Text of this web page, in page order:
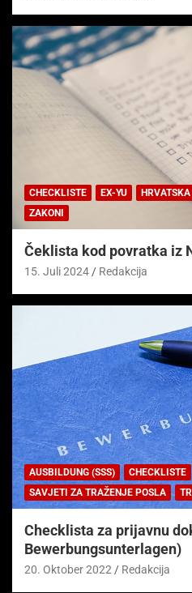
CHECKLISTE EX-YU HRVATSKA
ZAKONI
Čeklista kod povratka iz
15. Juli 2024 Redakcija
AUSBILDUNG (SSS) CHECKLISTE
SAVJETI ZA TRAŽENJE POSLA
Checklista za prijavnu
Bewerbungsunterlagen)
20. Oktober 2022 Redakcija